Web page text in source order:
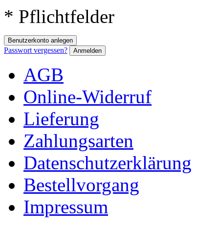
* Pflichtfelder
Benutzerkonto anlegen
Passwort vergessen? Anmelden
AGB
Online-Widerruf
Lieferung
Zahlungsarten
Datenschutzerklärung
Bestellvorgang
Impressum